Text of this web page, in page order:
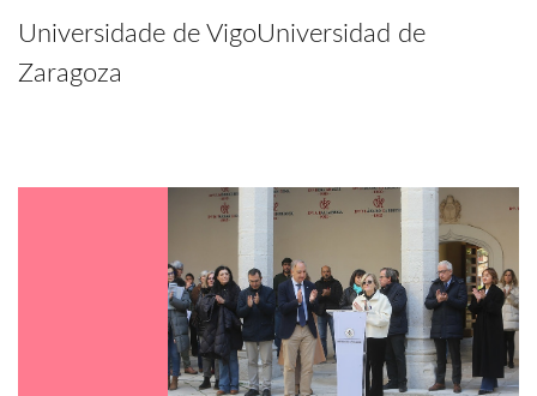
Universidade de VigoUniversidad de
Zaragoza